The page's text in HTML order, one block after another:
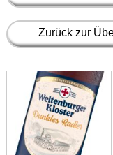
Zurück zur